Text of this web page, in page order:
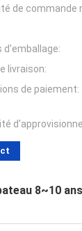
de commande
d'emballage:
livraison:
de paiement:
8~10